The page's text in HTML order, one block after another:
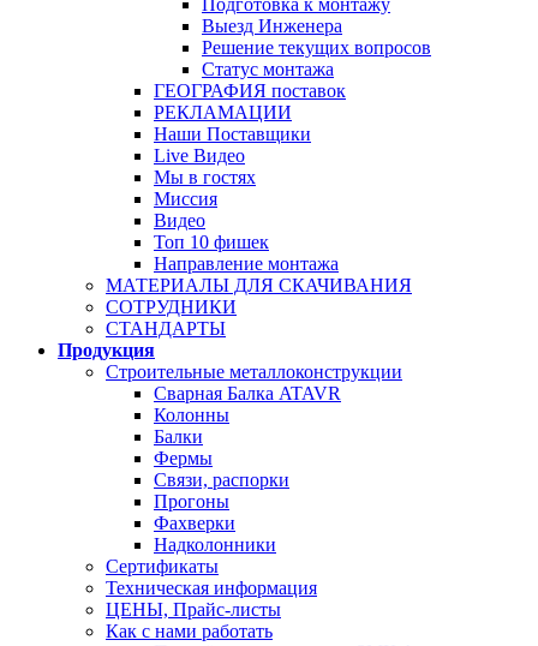
Подготовка к монтажу
Выезд Инженера
Решение текущих вопросов
Статус монтажа
ГЕОГРАФИЯ поставок
РЕКЛАМАЦИИ
Наши Поставщики
Live Видео
Мы в гостях
Миссия
Видео
Топ 10 фишек
Направление монтажа
МАТЕРИАЛЫ ДЛЯ СКАЧИВАНИЯ
СОТРУДНИКИ
СТАНДАРТЫ
Продукция
Строительные металлоконструкции
Сварная Балка ATAVR
Колонны
Балки
Фермы
Связи, распорки
Прогоны
Фахверки
Надколонники
Сертификаты
Техническая информация
ЦЕНЫ, Прайс-листы
Как с нами работать